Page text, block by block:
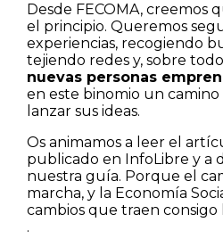
Desde FECOMA, creemos
el principio. Queremos
experiencias, recogiendo
tejiendo redes y, sobre
nuevas personas
en este binomio un camino
lanzar sus ideas.
Os animamos a leer el
publicado en InfoLibre y a
nuestra guía. Porque el
marcha, y la Economía
cambios que traen
.